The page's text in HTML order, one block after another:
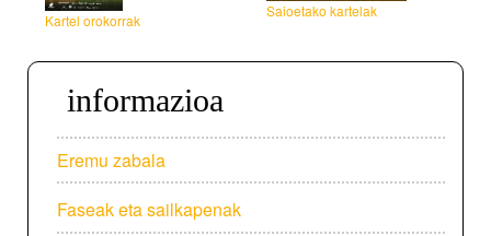
Kartel orokorrak
Saioetako kartelak
informazioa
Eremu zabala
Faseak eta sailkapenak